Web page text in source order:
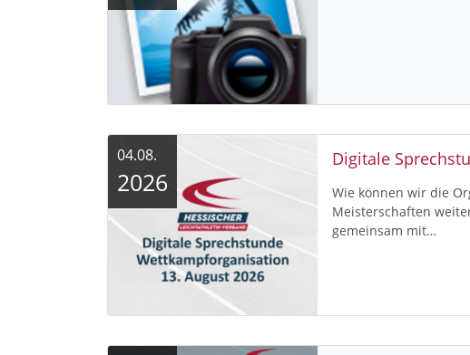
Digitale
Wie können wir die
Meisterschaften
gemeinsam mit…
04.08.
2026